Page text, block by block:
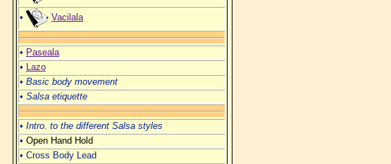
• Vacilala
• Paseala
• Lazo
• Basic body movement
• Salsa etiquette
• Intro. to the different Salsa styles
• Open Hand Hold
• Cross Body Lead